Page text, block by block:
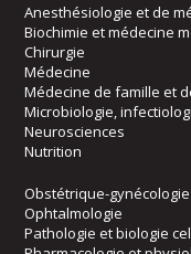
Anesthésiologie et de
Biochimie et médecine
Chirurgie
Médecine
Médecine de famille et
Microbiologie,
Neurosciences
Nutrition
Obstétrique-gynécologie
Ophtalmologie
Pathologie et biologie